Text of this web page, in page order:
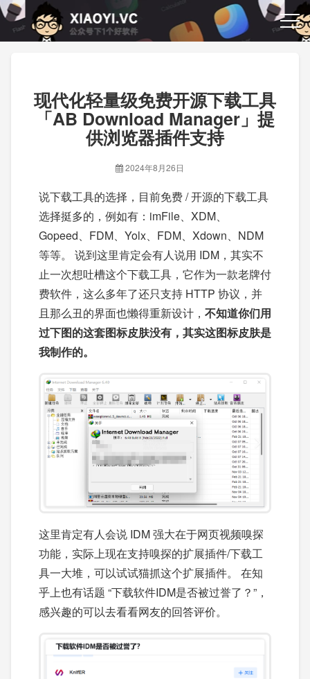
现代化轻量级免费开源下载工具
「AB Download Manager」提
供浏览器插件支持
2024年8月26日
说下载工具的选择，目前免费 / 开源的下载工具
选择挺多的，例如有：imFile、XDM、
Gopeed、FDM、Yolx、FDM、Xdown、NDM
等等。 说到这里肯定会有人说用 IDM，其实不
止一次想吐槽这个下载工具，它作为一款老牌付
费软件，这么多年了还只支持 HTTP 协议，并
且那么丑的界面也懒得重新设计， 不知道你们用
过下图的这套图标皮肤没有，其实这图标皮肤是
我制作的。
这里肯定有人会说 IDM 强大在于网页视频嗅探
功能，实际上现在支持嗅探的扩展插件/下载工
具一大堆，可以试试猫抓这个扩展插件。 在知
乎上也有话题 “下载软件IDM是否被过誉了？”，
感兴趣的可以去看看网友的回答评价。